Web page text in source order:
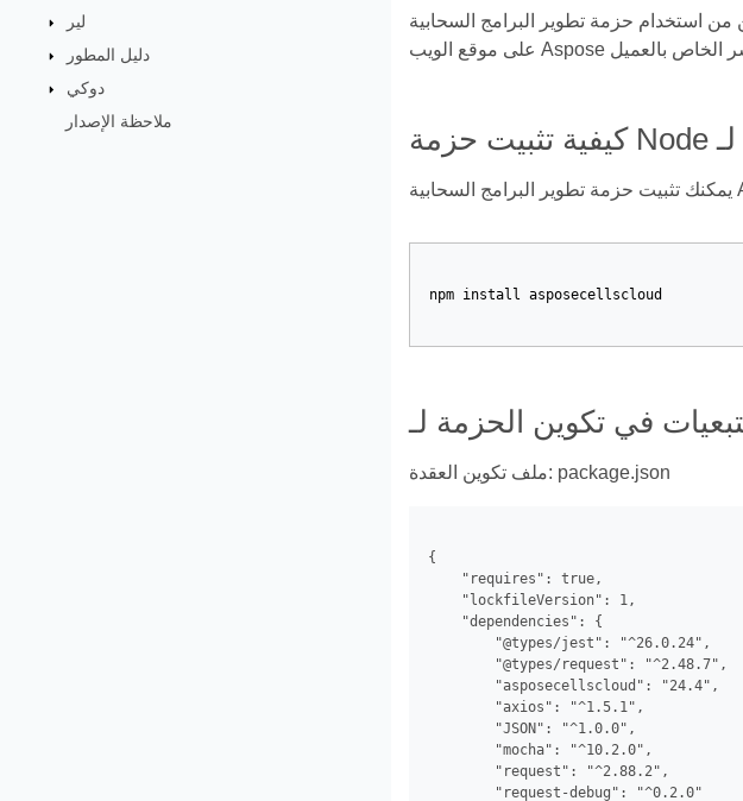
لير
دليل المطور
دوكي
ملاحظة الإصدار
npm install asposecellscloud
ملف تكوين العقدة: package.json
{
    "requires": true,
    "lockfileVersion": 1,
    "dependencies": {
        "@types/jest": "^26.0.24",
        "@types/request": "^2.48.7",
        "asposecellscloud": "24.4",
        "axios": "^1.5.1",
        "JSON": "^1.0.0",
        "mocha": "^10.2.0",
        "request": "^2.88.2",
        "request-debug": "^0.2.0"